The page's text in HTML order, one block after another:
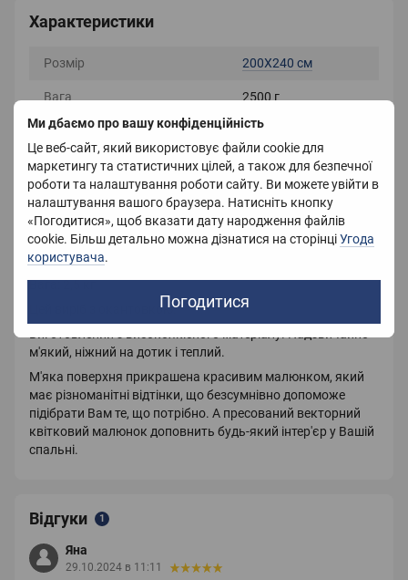
Ми дбаємо про вашу конфіденційність
Це веб-сайт, який використовує файли cookie для
маркетингу та статистичних цілей, а також для безпечної
роботи та налаштування роботи сайту. Ви можете увійти в
налаштування вашого браузера. Натисніть кнопку
«Погодитися», щоб вказати дату народження файлів
cookie. Більш детально можна дізнатися на сторінціУгода
користувача.
Погодитися
Характеристики
Розмір 200Х240 см
Вага 2500 г
Країна-виробник Корея
Опис
Плед класичний
Розмір: 150х200
Вага: 2,5 кг
Цей виріб з окантовкою.
м'який, ніжний на дотик і теплий.
М'яка поверхня прикрашена красивим малюнком, який
має різноманітні відтінки, що безсумнівно допоможе
підібрати Вам те, що потрібно. А пресований векторний
квітковий малюнок доповнить будь-який інтер'єр у Вашій
спальні.
Відгуки 1
Яна
29.10.2024 в 11:11